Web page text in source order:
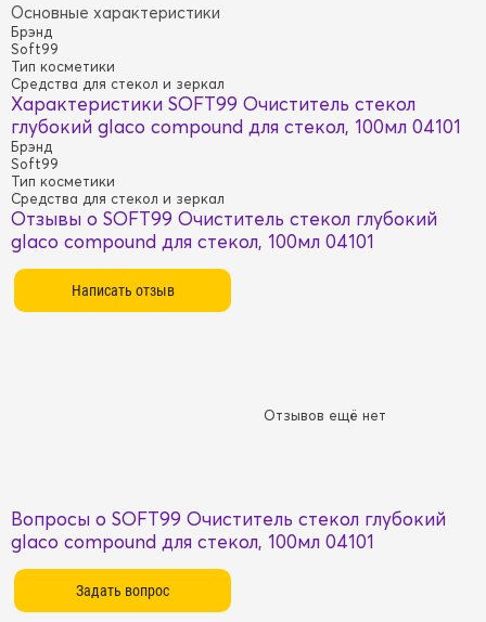
Основные характеристики
Брэнд
Soft99
Тип косметики
Средства для стекол и зеркал
Характеристики SOFT99 Очиститель стекол
глубокий glaco compound для стекол, 100мл 04101
Брэнд
Soft99
Тип косметики
Средства для стекол и зеркал
Отзывы о SOFT99 Очиститель стекол глубокий
glaco compound для стекол, 100мл 04101
Отзывов ещё нет
Вопросы о SOFT99 Очиститель стекол глубокий
glaco compound для стекол, 100мл 04101